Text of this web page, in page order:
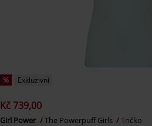
% Exkluzivní
Kč 739,00
Girl Power The Powerpuff Girls Tričko